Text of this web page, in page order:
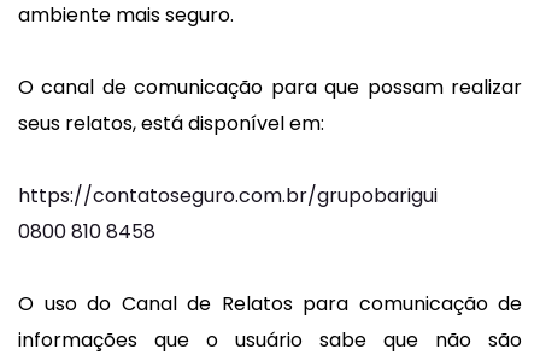
ambiente mais seguro.
O canal de comunicação para que possam realizar
seus relatos, está disponível em:
https://contatoseguro.com.br/grupobarigui
0800 810 8458
O uso do Canal de Relatos para comunicação de
informações que o usuário sabe que não são